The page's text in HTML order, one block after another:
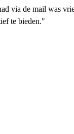
via de mail was
te bieden."